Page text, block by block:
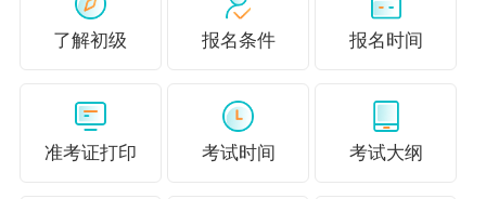
书课结合 系统学习
6大课程模块：
零基础入门+梦1基础精讲+550题应试特训
+考前点押+6+6临考抢分+知行合一
了解初级 报名条件 报名时间
准考证打印 考试时间 考试大纲